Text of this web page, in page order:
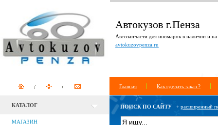
Автокузов г.Пенза
Автозапчасти для иномарок в наличии и на
avtokuzovpenza.ru
Главная Как сделать заказ ?
КАТАЛОГ
МАГАЗИН
ПОИСК ПО САЙТУ + расширенный